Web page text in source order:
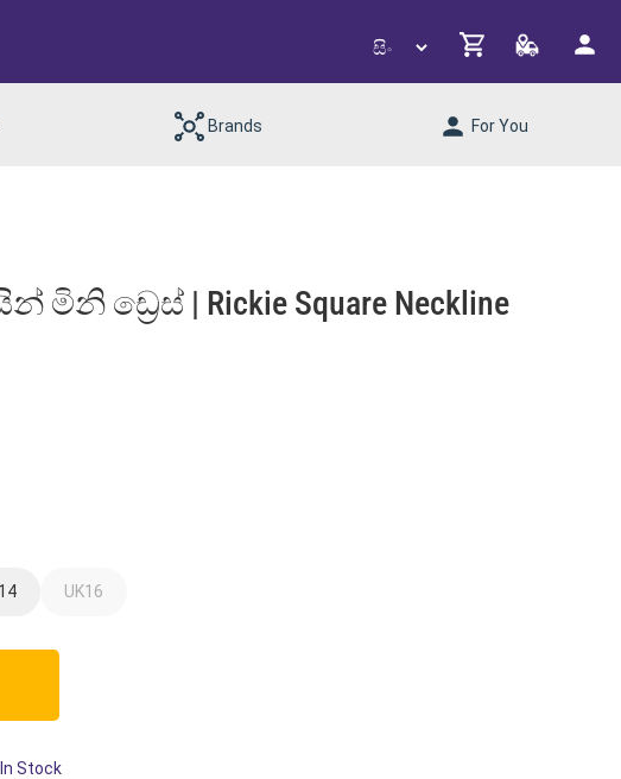
Brands For You
ඩ්‍රෙස් | Rickie Square Neckline
UK16
In Stock